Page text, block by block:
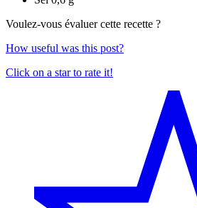
Voulez-vous évaluer cette recette ?
How useful was this post?
Click on a star to rate it!